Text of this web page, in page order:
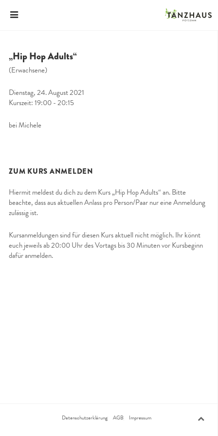
„Hip Hop Adults“
(Erwachsene)
Dienstag, 24. August 2021
Kurszeit: 19:00 - 20:15
bei Michele
ZUM KURS ANMELDEN
Hiermit meldest du dich zu dem Kurs „Hip Hop Adults“ an. Bitte
beachte, dass aus aktuellen Anlass pro Person/Paar nur eine Anmeldung
zulässig ist.
Kursanmeldungen sind für diesen Kurs aktuell nicht möglich. Ihr könnt
euch jeweils ab 20:00 Uhr des Vortags bis 30 Minuten vor Kursbeginn
dafür anmelden.
Datenschutzerklärung AGB Impressum